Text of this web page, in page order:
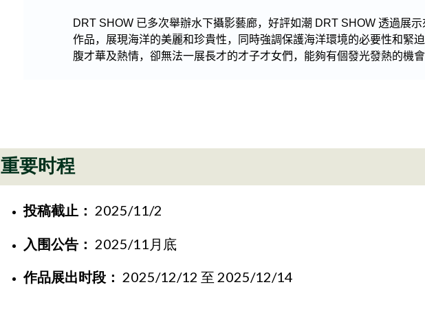
重要时程
投稿截止： 2025/11/2
入围公告： 2025/11月底
作品展出时段 ： 2025/12/12 至 2025/12/14